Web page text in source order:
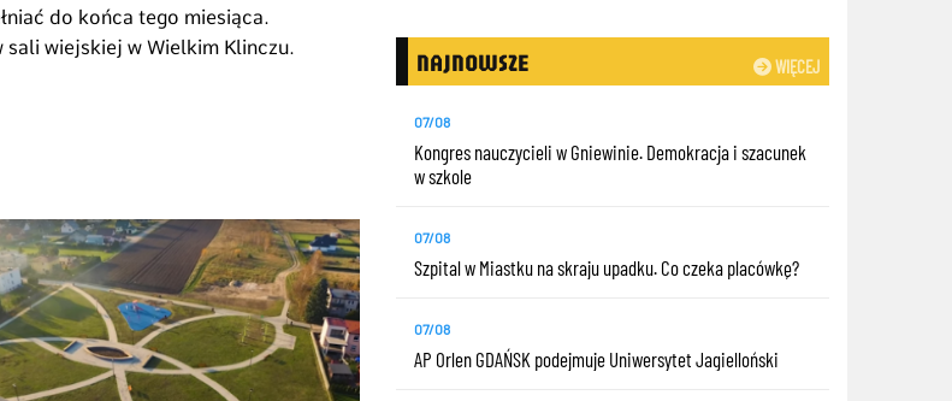
do końca tego miesiąca.
wiejskiej w Wielkim Klinczu.
WIĘCEJ
NAJNOWSZE
07/08
Kongres nauczycieli w Gniewinie. Demokracja i szacunek
w szkole
07/08
Szpital w Miastku na skraju upadku. Co czeka placówkę?
07/08
AP Orlen GDAŃSK podejmuje Uniwersytet Jagielloński